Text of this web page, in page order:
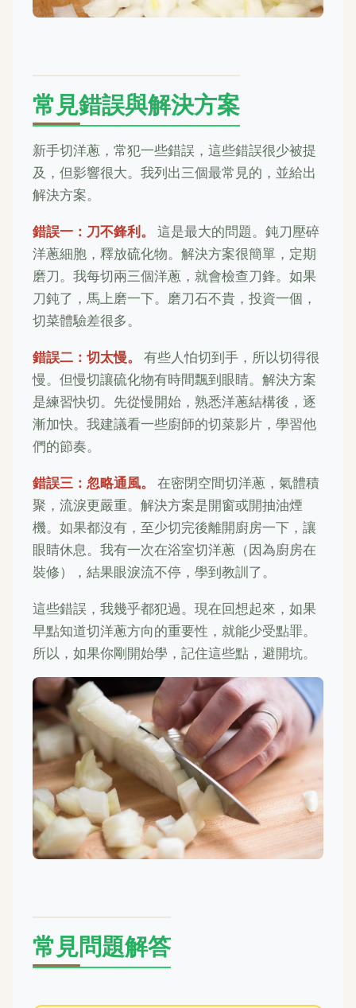
常見錯誤與解決方案
新手切洋蔥，常犯一些錯誤，這些錯誤很少被提
及，但影響很大。我列出三個最常見的，並給出
解決方案。
錯誤一：刀不鋒利。
這是最大的問題。鈍刀壓碎
洋蔥細胞，釋放硫化物。解決方案很簡單，定期
磨刀。我每切兩三個洋蔥，就會檢查刀鋒。如果
刀鈍了，馬上磨一下。磨刀石不貴，投資一個，
切菜體驗差很多。
錯誤二：切太慢。
有些人怕切到手，所以切得很
慢。但慢切讓硫化物有時間飄到眼睛。解決方案
是練習快切。先從慢開始，熟悉洋蔥結構後，逐
漸加快。我建議看一些廚師的切菜影片，學習他
們的節奏。
錯誤三：忽略通風。
在密閉空間切洋蔥，氣體積
聚，流淚更嚴重。解決方案是開窗或開抽油煙
機。如果都沒有，至少切完後離開廚房一下，讓
眼睛休息。我有一次在浴室切洋蔥（因為廚房在
裝修），結果眼淚流不停，學到教訓了。
這些錯誤，我幾乎都犯過。現在回想起來，如果
早點知道切洋蔥方向的重要性，就能少受點罪。
所以，如果你剛開始學，記住這些點，避開坑。
常見問題解答